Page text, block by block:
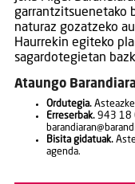
garrantzitsuenetako
naturaz gozatzeko
Haurrekin egiteko
sagardotegietan
Ataungo
Ordutegia.
Erreserbak.943 18
Bisita gidatuak.
agenda.